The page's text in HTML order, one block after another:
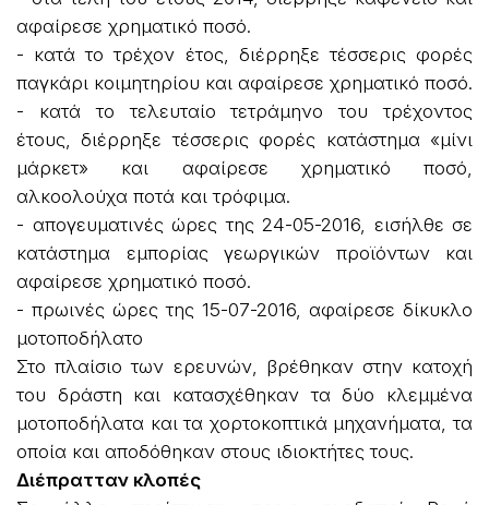
αφαίρεσε χρηματικό ποσό.
- κατά το τρέχον έτος, διέρρηξε τέσσερις φορές
παγκάρι κοιμητηρίου και αφαίρεσε χρηματικό ποσό.
- κατά το τελευταίο τετράμηνο του τρέχοντος
έτους, διέρρηξε τέσσερις φορές κατάστημα «μίνι
μάρκετ» και αφαίρεσε χρηματικό ποσό,
αλκοολούχα ποτά και τρόφιμα.
- απογευματινές ώρες της 24-05-2016, εισήλθε σε
κατάστημα εμπορίας γεωργικών προϊόντων και
αφαίρεσε χρηματικό ποσό.
- πρωινές ώρες της 15-07-2016, αφαίρεσε δίκυκλο
μοτοποδήλατο
Στο πλαίσιο των ερευνών, βρέθηκαν στην κατοχή
του δράστη και κατασχέθηκαν τα δύο κλεμμένα
μοτοποδήλατα και τα χορτοκοπτικά μηχανήματα, τα
οποία και αποδόθηκαν στους ιδιοκτήτες τους.
Διέπρατταν κλοπές